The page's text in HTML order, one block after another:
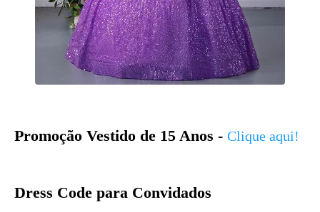
Promoção Vestido de 15 Anos - Clique aqui!
Dress Code para Convidados